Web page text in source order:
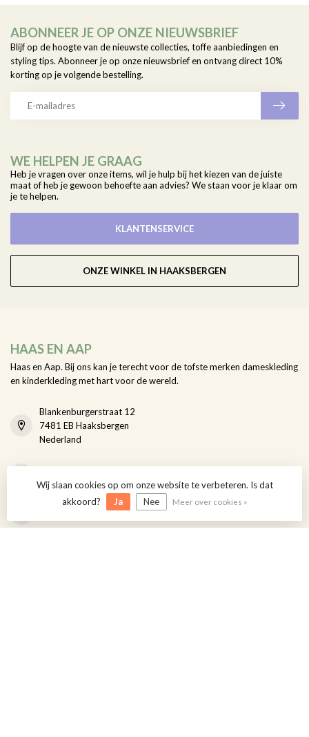
WE HELPEN JE GRAAG
Heb je vragen over onze items, wil je hulp bij het kiezen van de juiste
maat of heb je gewoon behoefte aan advies? We staan voor je klaar om
je te helpen.
KLANTENSERVICE
ONZE WINKEL IN HAAKSBERGEN
ABONNEER JE OP ONZE NIEUWSBRIEF
Blijf op de hoogte van de nieuwste collecties, toffe aanbiedingen en
styling tips. Abonneer je op onze nieuwsbrief en ontvang direct 10%
korting op je volgende bestelling.
HAAS EN AAP
Haas en Aap. Bij ons kan je terecht voor de tofste merken dameskleding
en kinderkleding met hart voor de wereld.
Blankenburgerstraat 12
7481 EB Haaksbergen
Nederland
+31 6 16 11 37 77
Wij slaan cookies op om onze website te verbeteren. Is dat
akkoord?
Ja Nee Meer over cookies »